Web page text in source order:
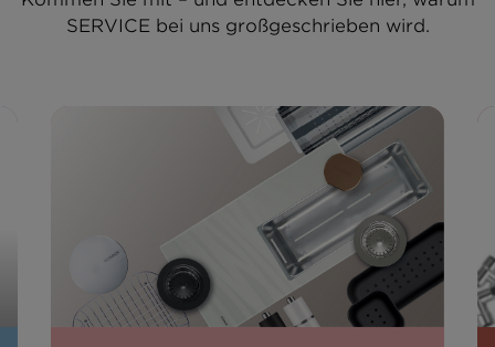
SERVICE bei uns großgeschrieben wird.